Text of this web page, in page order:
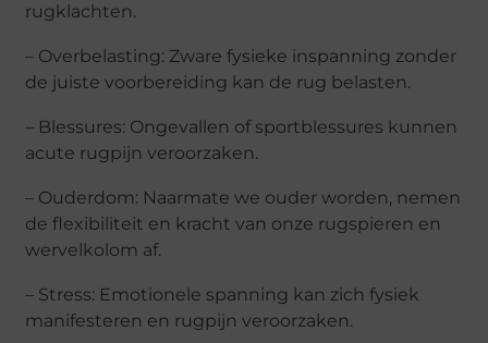
rugklachten.
– Overbelasting: Zware fysieke inspanning zonder
de juiste voorbereiding kan de rug belasten.
– Blessures: Ongevallen of sportblessures kunnen
acute rugpijn veroorzaken.
– Ouderdom: Naarmate we ouder worden, nemen
de flexibiliteit en kracht van onze rugspieren en
wervelkolom af.
– Stress: Emotionele spanning kan zich fysiek
manifesteren en rugpijn veroorzaken.